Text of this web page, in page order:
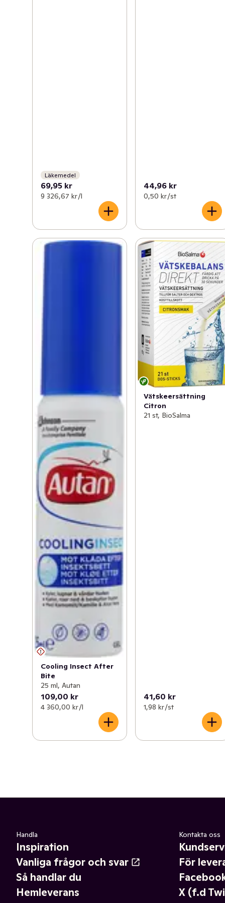
Läkemedel
69,95 kr
9 326,67 kr /l
44,96 kr
0,50 kr /st
Cooling Insect After
Bite
25 ml, Autan
109,00 kr
4 360,00 kr /l
Vätskeersättning
Citron
21 st, BioSalma
41,60 kr
1,98 kr /st
Handla
Inspiration
Vanliga frågor och svar
Så handlar du
Hemleverans
Kontakta oss
För
X (f.d